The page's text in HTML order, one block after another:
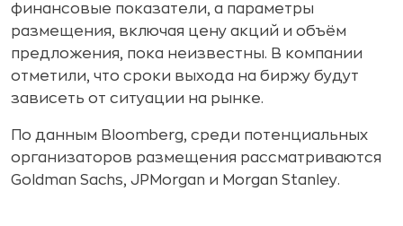
финансовые показатели, а параметры
размещения, включая цену акций и объём
предложения, пока неизвестны. В компании
отметили, что сроки выхода на биржу будут
зависеть от ситуации на рынке.
По данным Bloomberg, среди потенциальных
организаторов размещения рассматриваются
Goldman Sachs, JPMorgan и Morgan Stanley.